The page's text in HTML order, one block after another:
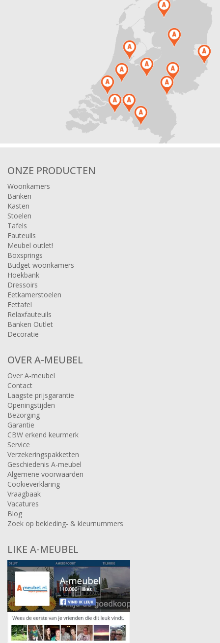
ONZE PRODUCTEN
Woonkamers
Banken
Kasten
Stoelen
Tafels
Fauteuils
Meubel outlet!
Boxsprings
Budget woonkamers
Hoekbank
Dressoirs
Eetkamerstoelen
Eettafel
Relaxfauteuils
Banken Outlet
Decoratie
OVER A-MEUBEL
Over A-meubel
Contact
Laagste prijsgarantie
Openingstijden
Bezorging
Garantie
CBW erkend keurmerk
Service
Verzekeringspakketten
Geschiedenis A-meubel
Algemene voorwaarden
Cookieverklaring
Vraagbaak
Vacatures
Blog
Zoek op bekleding- & kleurnummers
LIKE A-MEUBEL